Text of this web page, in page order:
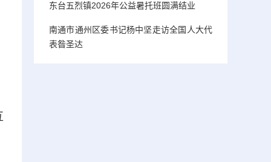
东台五烈镇2026年公益暑托班圆满结业
南通市通州区委书记杨中坚走访全国人大代
表昝圣达